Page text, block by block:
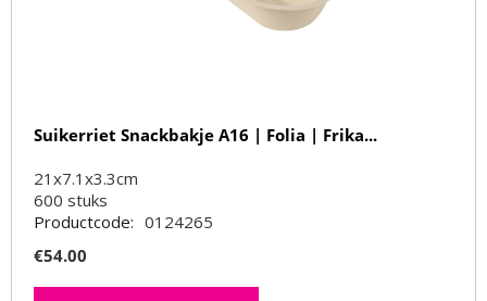
Suikerriet Snackbakje A16 | Folia | Frika...
21x7.1x3.3cm
600 stuks
Productcode: 0124265
€54.00